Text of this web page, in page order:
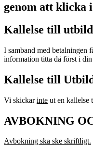
genom att klicka
Kallelse till
I samband med betalningen
information titta då först i
Kallelse till
Vi skickarinte ut en kallelse
AVBOKNING
Avbokning ska ske skriftligt.